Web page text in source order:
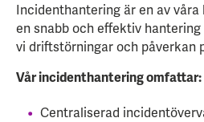
Incidenthantering är en av våra
en snabb och effektiv
vi driftstörningar och påverkan
Vår incidenthantering omfattar:
Centraliserad